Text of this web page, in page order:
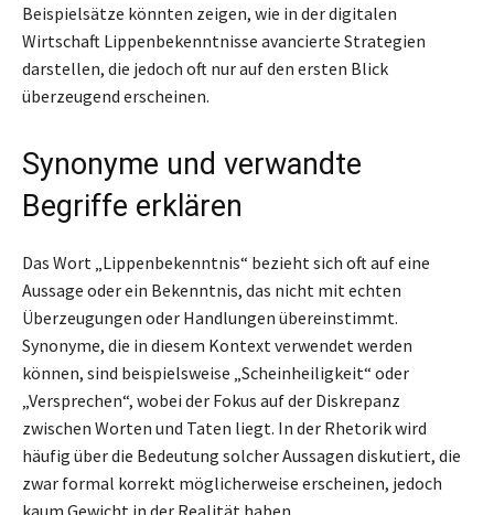
Beispielsätze könnten zeigen, wie in der digitalen
Wirtschaft Lippenbekenntnisse avancierte Strategien
darstellen, die jedoch oft nur auf den ersten Blick
überzeugend erscheinen.
Synonyme und verwandte
Begriffe erklären
Das Wort „Lippenbekenntnis“ bezieht sich oft auf eine
Aussage oder ein Bekenntnis, das nicht mit echten
Überzeugungen oder Handlungen übereinstimmt.
Synonyme, die in diesem Kontext verwendet werden
können, sind beispielsweise „Scheinheiligkeit“ oder
„Versprechen“, wobei der Fokus auf der Diskrepanz
zwischen Worten und Taten liegt. In der Rhetorik wird
häufig über die Bedeutung solcher Aussagen diskutiert, die
zwar formal korrekt möglicherweise erscheinen, jedoch
kaum Gewicht in der Realität haben.